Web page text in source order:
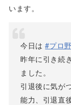
います。
今日は#プロ
昨年に引き続
ました。
引退後に気が
能力、引退直